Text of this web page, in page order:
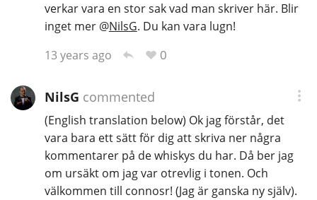
verkar vara en stor sak vad man skriver här. Blir
inget mer @NilsG. Du kan vara lugn!
13 years ago
0
NilsG commented
(English translation below) Ok jag förstår, det
vara bara ett sätt för dig att skriva ner några
kommentarer på de whiskys du har. Då ber jag
om ursäkt om jag var otrevlig i tonen. Och
välkommen till connosr! (Jag är ganska ny själv).